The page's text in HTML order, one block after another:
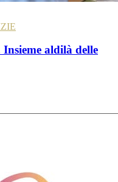
aldilà delle